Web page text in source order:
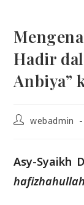
Hadir
Anbiya”
Postwebadmin
Asy-Syaikh
hafizhahullah